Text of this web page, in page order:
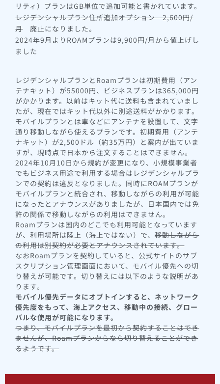
リティ）プランはGB単位で追加可能と書かれています。
レジデンシャルプラン住所追加オプション 2,600円/
月廃止になりました。
2024年9月よりROAMプランは9,900円/月から値上げし
ました
レジデンシャルプランとRoamプランは初期費用（アン
テナキット）が55000円、ビジネスプランは365,000円
がかかります。以前はキット代に送料も含まれていまし
たが、現在ではキット代以外に別途送料がかかります。
モバイルプランとは車などにアンテナを設置して、文字
通り移動しながら使えるプランです。初期費用（アンテ
ナキット）が2,500ドル（約35万円）と案内が出ていま
すが、現時点で日本から注文することはできません。
2024年10月10日から規約が変更になり、小規模事業者
でもビジネス用途で利用する場合はレジデンシャルプラ
ンでの契約は違反となりました。同時にROAMプランが
モバイルプランと統合され、移動しながらの利用が可能
になったとアナウンスがありましたが、日本国内では免
許の関係で移動しながらの利用はできません。
Roamプランは国内のどこでも利用可能となっています
が、利用場所は陸上（海上ではない）で、移動しながら
の利用は別契約が必要とアナウンスされています。
なおRoamプランを契約していると、公式サイトのサブ
スクリプション管理画面において、モバイル優先への切
り替えが可能です。切り替えには以下のような説明があ
ります。
モバイル優先データにオプトインすると、ネットワーク
優先度をもって、海上アクセス、移動中の接続、グロー
バルな使用が可能になります。
つまり、モバイルプランを最初から契約することはでき
ませんが、Roamプランからなら切り替えることができ
るようです。